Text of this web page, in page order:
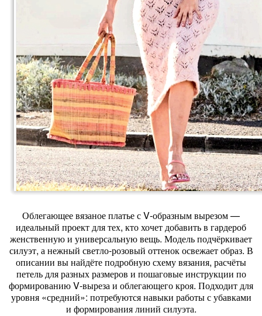
Облегающее вязаное платье с V‑образным вырезом —
идеальный проект для тех, кто хочет добавить в гардероб
женственную и универсальную вещь. Модель подчёркивает
силуэт, а нежный светло‑розовый оттенок освежает образ. В
описании вы найдёте подробную схему вязания, расчёты
петель для разных размеров и пошаговые инструкции по
формированию V‑выреза и облегающего кроя. Подходит для
уровня «средний»: потребуются навыки работы с убавками
и формирования линий силуэта.